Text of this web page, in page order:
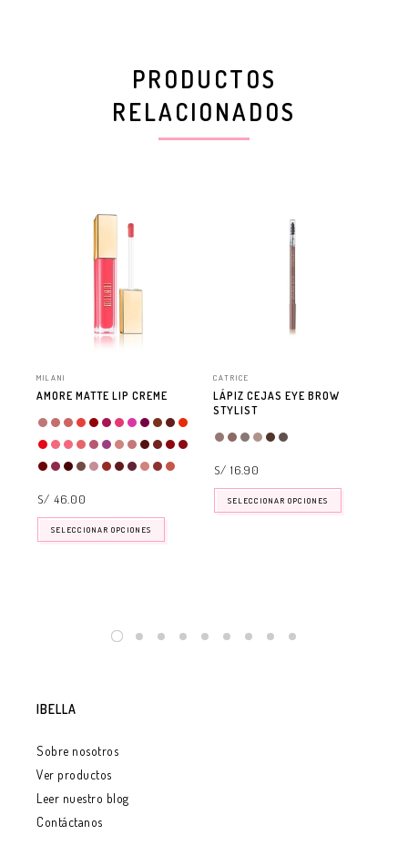
PRODUCTOS
RELACIONADOS
MILANI
AMORE MATTE LIP CREME
S/ 46.00
SELECCIONAR OPCIONES
CATRICE
LÁPIZ CEJAS EYE BROW
STYLIST
S/ 16.90
SELECCIONAR OPCIONES
IBELLA
Sobre nosotros
Ver productos
Leer nuestro blog
Contáctanos